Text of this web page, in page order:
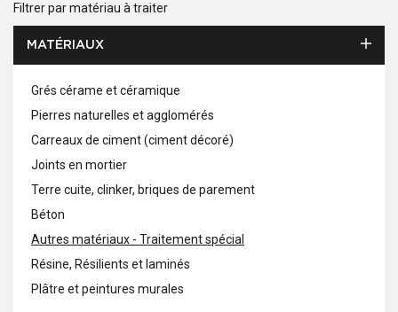
Filtrer par matériau à traiter
MATÉRIAUX
Grés cérame et céramique
Pierres naturelles et agglomérés
Carreaux de ciment (ciment décoré)
Joints en mortier
Terre cuite, clinker, briques de parement
Béton
Autres matériaux - Traitement spécial
Résine, Résilients et laminés
Plâtre et peintures murales